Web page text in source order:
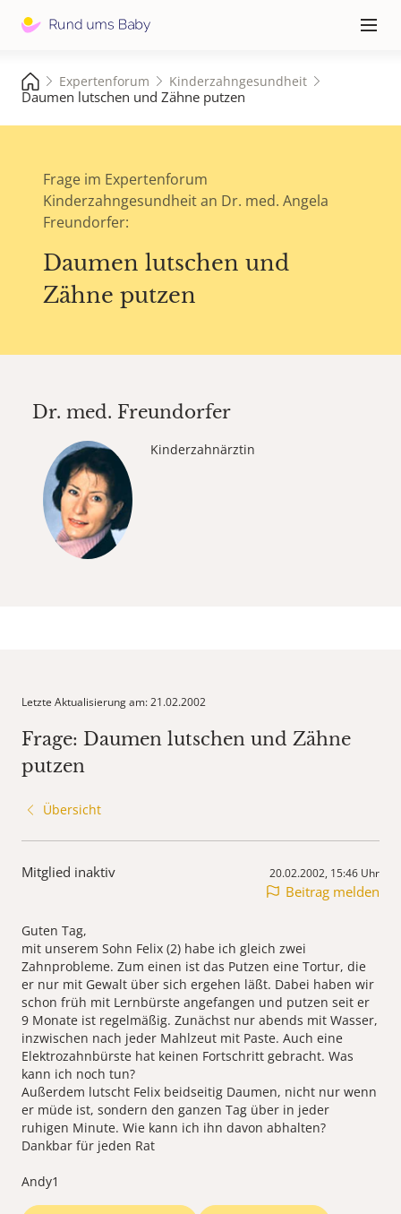
≡
Expertenforum Kinderzahngesundheit
Daumen lutschen und Zähne putzen
Frage im Expertenforum
Kinderzahngesundheit an Dr. med. Angela
Freundorfer:
Daumen lutschen und
Zähne putzen
Dr. med. Freundorfer
Kinderzahnärztin
Letzte Aktualisierung am: 21.02.2002
Frage: Daumen lutschen und Zähne
putzen
Übersicht
Mitglied inaktiv 20.02.2002, 15:46 Uhr
Beitrag melden
Guten Tag,
mit unserem Sohn Felix (2) habe ich gleich zwei
Zahnprobleme. Zum einen ist das Putzen eine Tortur, die
er nur mit Gewalt über sich ergehen läßt. Dabei haben wir
schon früh mit Lernbürste angefangen und putzen seit er
9 Monate ist regelmäßig. Zunächst nur abends mit Wasser,
inzwischen nach jeder Mahlzeut mit Paste. Auch eine
Elektrozahnbürste hat keinen Fortschritt gebracht. Was
kann ich noch tun?
Außerdem lutscht Felix beidseitig Daumen, nicht nur wenn
er müde ist, sondern den ganzen Tag über in jeder
ruhigen Minute. Wie kann ich ihn davon abhalten?
Dankbar für jeden Rat
Andy1